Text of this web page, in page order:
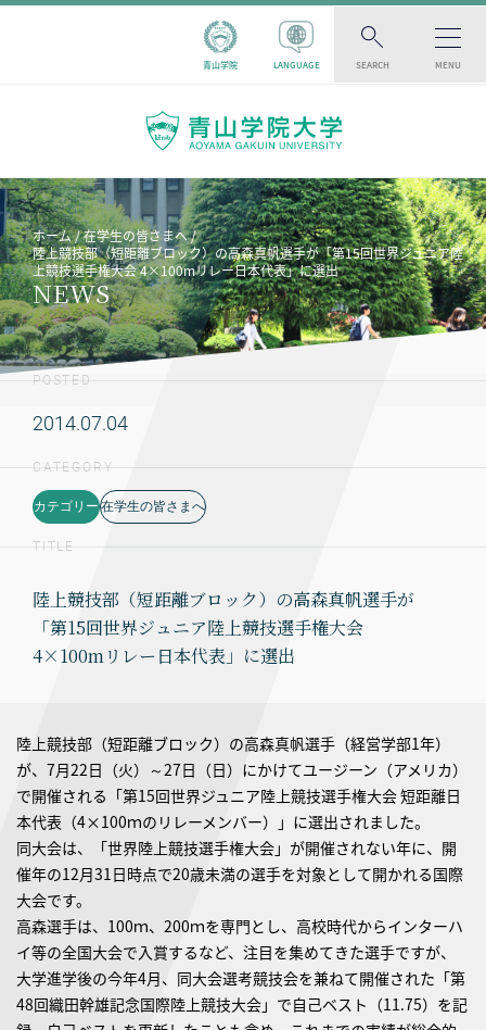
青山学院 LANGUAGE SEARCH MENU
ホーム
在学生の皆さまへ
陸上競技部（短距離ブロック）の高森真帆選手が「第15回世界ジュニア陸
上競技選手権大会 4×100mリレー日本代表」に選出
NEWS
POSTED
2014.07.04
CATEGORY
カテゴリー 在学生の皆さまへ
TITLE
陸上競技部（短距離ブロック）の高森真帆選手が
「第15回世界ジュニア陸上競技選手権大会
4×100mリレー日本代表」に選出
陸上競技部（短距離ブロック）の高森真帆選手（経営学部1年）
が、7月22日（火）～27日（日）にかけてユージーン（アメリカ）
で開催される「第15回世界ジュニア陸上競技選手権大会 短距離日
本代表（4×100ｍのリレーメンバー）」に選出されました。
同大会は、「世界陸上競技選手権大会」が開催されない年に、開
催年の12月31日時点で20歳未満の選手を対象として開かれる国際
大会です。
高森選手は、100ｍ、200ｍを専門とし、高校時代からインターハ
イ等の全国大会で入賞するなど、注目を集めてきた選手ですが、
大学進学後の今年4月、同大会選考競技会を兼ねて開催された「第
48回織田幹雄記念国際陸上競技大会」で自己ベスト（11.75）を記